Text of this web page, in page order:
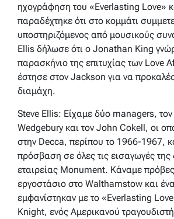
ηχογράφηση του «Everlasting Love»
παραδέχτηκε ότι στο κομμάτι
υποστηριζόμενος από μουσικούς
Ellis δήλωσε ότι ο Jonathan King
παρασκήνιο της επιτυχίας των Love
έστησε στον Jackson για να
διαμάχη.
Steve Ellis: Είχαμε δύο managers,
Wedgebury και τον John Cokell, οι
στην Decca, περίπου το 1966-1967,
πρόσβαση σε όλες τις εισαγωγές της
εταιρείας Monument. Κάναμε πρόβες
εργοστάσιο στο Walthamstow και
εμφανίστηκαν με το «Everlasting
Knight, ενός Αμερικανού